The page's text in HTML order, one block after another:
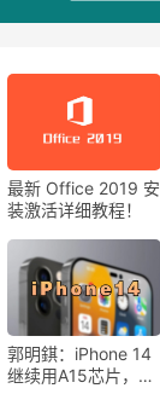
最新 Office 2019 安
装激活详细教程！
郭明錤：iPhone 14
继续用A15芯片，只